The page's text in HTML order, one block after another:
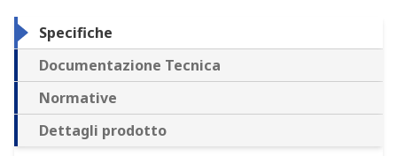
Specifiche
Documentazione Tecnica
Normative
Dettagli prodotto